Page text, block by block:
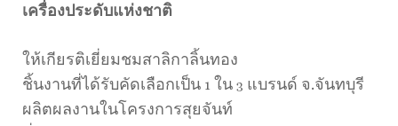
เครื่องประดับแห่งชาติ
ให้เกียรติเยี่ยมชมสาลิกาลิ้นทอง
ชิ้นงานที่ได้รับคัดเลือกเป็น 1 ใน 3 แบรนด์ จ.จันทบุรี
ผลิตผลงานในโครงการสุยจันท์